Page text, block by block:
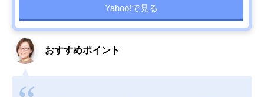
Yahoo!で見る
おすすめポイント